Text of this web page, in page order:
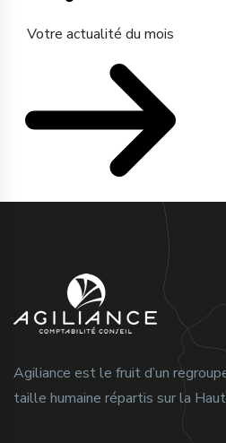
Votre actualité du mois
Agiliance est le fruit d’un
taille humaine répartis sur la